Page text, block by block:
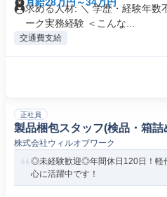
求める人材: ＼ 学歴・経験年数
ーク実務経験 ＜こんな...
交通費支給
正社員
製品梱包スタッフ(検品・箱詰
株式会社ウィルオブワーク
◎未経験歓迎◎年間休日120日！軽
心に活躍中です！